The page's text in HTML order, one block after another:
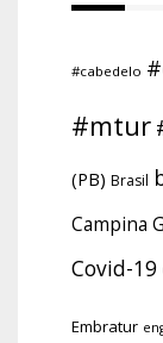
#cabedelo
#mtur
(PB) Brasil
Campina
Covid-19
Embratur